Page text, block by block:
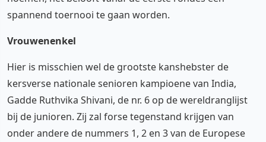
spannend toernooi te gaan worden.
Vrouwenenkel
Hier is misschien wel de grootste kanshebster de
kersverse nationale senioren kampioene van India,
Gadde Ruthvika Shivani, de nr. 6 op de wereldranglijst
bij de junioren. Zij zal forse tegenstand krijgen van
onder andere de nummers 1, 2 en 3 van de Europese